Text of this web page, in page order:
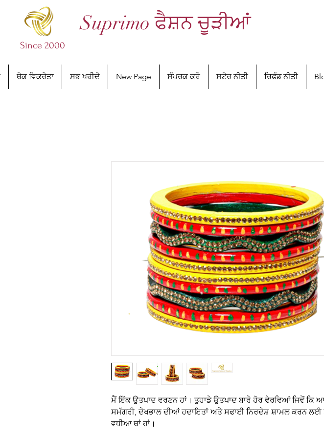
Suprimo ਫੈਸ਼ਨ ਚੂੜੀਆਂ
Since 2000
ਥੋਕ ਵਿਕਰੇਤਾ ਸਭ ਖਰੀਦੋ New Page ਸੰਪਰਕ ਕਰੋ ਸਟੋਰ ਨੀਤੀ ਰਿਫੰਡ ਨੀਤੀ
ਮੈਂ ਇੱਕ ਉਤਪਾਦ ਵਰਣਨ ਹਾਂ। ਤੁਹਾਡੇ ਉਤਪਾਦ ਬਾਰੇ ਹੋਰ ਵੇਰਵਿਆਂ ਜਿਵੇਂ ਕਿ
ਸਮੱਗਰੀ, ਦੇਖਭਾਲ ਦੀਆਂ ਹਦਾਇਤਾਂ ਅਤੇ ਸਫਾਈ ਨਿਰਦੇਸ਼ ਸ਼ਾਮਲ ਕਰਨ
ਵਧੀਆ ਥਾਂ ਹਾਂ।